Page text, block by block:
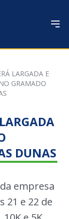
LARGADA E
GRAMADO
DUNAS
empresa
21 e 22 de